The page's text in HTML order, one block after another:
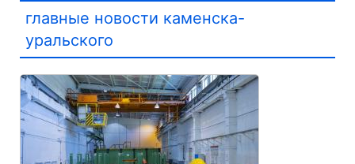
главные новости каменска-
уральского